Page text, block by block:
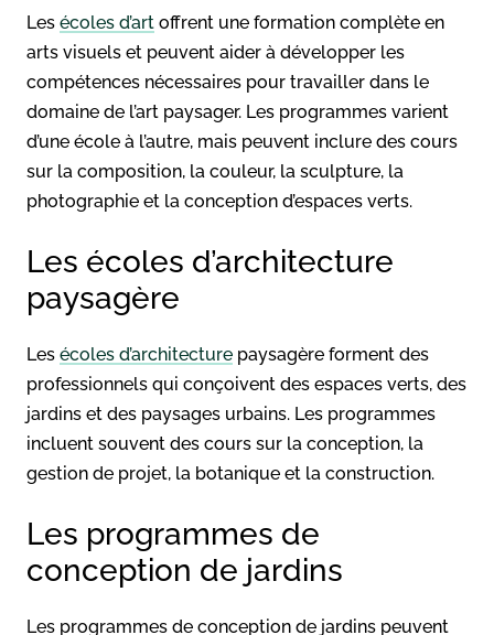
Les écoles d’art offrent une formation complète en
arts visuels et peuvent aider à développer les
compétences nécessaires pour travailler dans le
domaine de l’art paysager. Les programmes varient
d’une école à l’autre, mais peuvent inclure des cours
sur la composition, la couleur, la sculpture, la
photographie et la conception d’espaces verts.
Les écoles d’architecture
paysagère
Les écoles d’architecture paysagère forment des
professionnels qui conçoivent des espaces verts, des
jardins et des paysages urbains. Les programmes
incluent souvent des cours sur la conception, la
gestion de projet, la botanique et la construction.
Les programmes de
conception de jardins
Les programmes de conception de jardins peuvent